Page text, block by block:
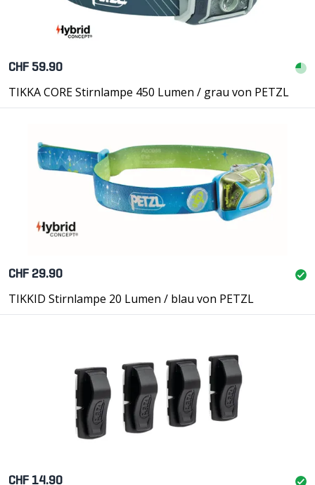
CHF 59.90
TIKKA CORE Stirnlampe 450 Lumen / grau von PETZL
CHF 29.90
TIKKID Stirnlampe 20 Lumen / blau von PETZL
CHF 14.90